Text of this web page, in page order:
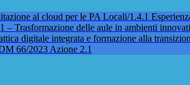
al cloud per le PA Locali/1.4.1
– Trasformazione delle aule in ambienti
digitale integrata e formazione alla
66/2023 Azione 2.1